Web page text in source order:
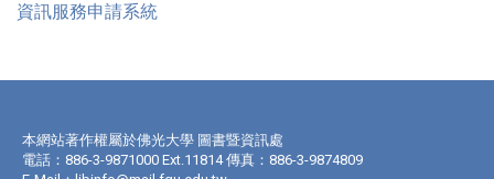
資訊服務申請系統
本網站著作權屬於佛光大學 圖書暨資訊處
電話：886-3-9871000 Ext.11814 傳真：886-3-9874809